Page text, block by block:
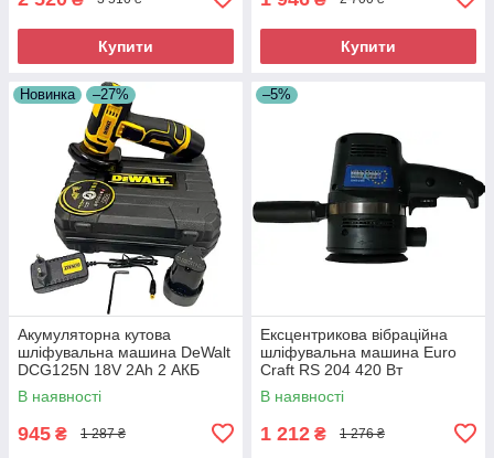
Купити Купити
Новинка –27%
Акумуляторна кутова
шліфувальна машина DeWalt
DCG125N 18V 2Ah 2 АКБ
Професійна акумуляторна
болгарка
В наявності
945 ₴ 1 287 ₴
–5%
Ексцентрикова вібраційна
шліфувальна машина Euro
Craft RS 204 420 Вт
Ексцентрикова шліфмашина
для полірування
В наявності
1 212 ₴ 1 276 ₴